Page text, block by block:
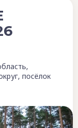
посёлок